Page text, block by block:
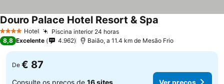
4 EstrelasHotel Piscina interior 24 horas
Douro Palace Hotel Resort & Spa
8,8 Excelente 4.962 Baião, a 11.4 km de Mesão Frio
De € 87
Consulte os preços de 16 sites Ver preços